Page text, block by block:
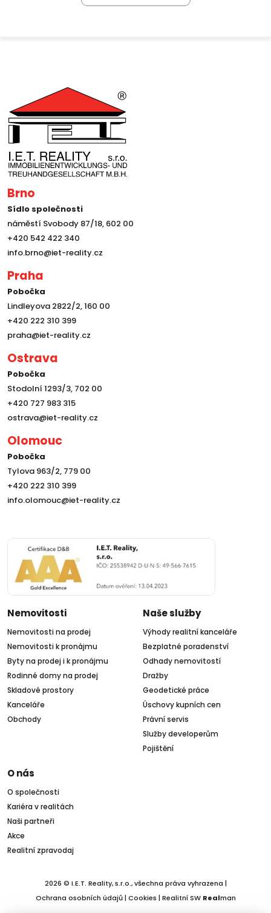
Brno
Sídlo společnosti
náměstí Svobody 87/18, 602 00
+420 542 422 340
info.brno@iet-reality.cz
Praha
Pobočka
Lindleyova 2822/2, 160 00
+420 222 310 399
praha@iet-reality.cz
Ostrava
Pobočka
Stodolní 1293/3, 702 00
+420 727 983 315
ostrava@iet-reality.cz
Olomouc
Pobočka
Tylova 963/2, 779 00
+420 222 310 399
info.olomouc@iet-reality.cz
Nemovitosti
Nemovitosti na prodej
Nemovitosti k pronájmu
Byty na prodej i k pronájmu
Rodinné domy na prodej
Skladové prostory
Kanceláře
Obchody
Naše služby
Výhody realitní kanceláře
Bezplatné poradenství
Odhady nemovitostí
Dražby
Geodetické práce
Úschovy kupních cen
Právní servis
Služby developerům
Pojištění
O nás
O společnosti
Kariéra v realitách
Naši partneři
Akce
Realitní zpravodaj
2026 © I.E.T. Reality, s.r.o., všechna práva vyhrazena |
Ochrana osobních údajů| Cookies | Realitní SW Realman